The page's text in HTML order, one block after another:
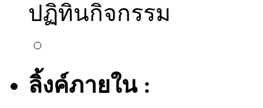
ปฏิทินกิจกรรม
ลิ้งค์ภายใน :